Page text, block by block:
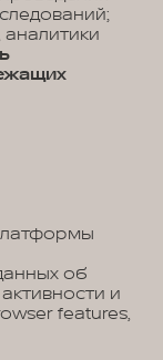
об
и
features,